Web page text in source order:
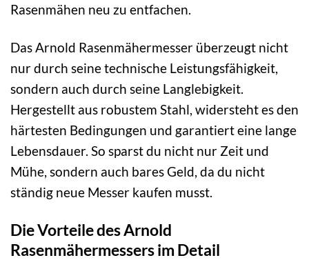
Rasenmähen neu zu entfachen.
Das Arnold Rasenmähermesser überzeugt nicht
nur durch seine technische Leistungsfähigkeit,
sondern auch durch seine Langlebigkeit.
Hergestellt aus robustem Stahl, widersteht es den
härtesten Bedingungen und garantiert eine lange
Lebensdauer. So sparst du nicht nur Zeit und
Mühe, sondern auch bares Geld, da du nicht
ständig neue Messer kaufen musst.
Die Vorteile des Arnold
Rasenmähermessers im Detail